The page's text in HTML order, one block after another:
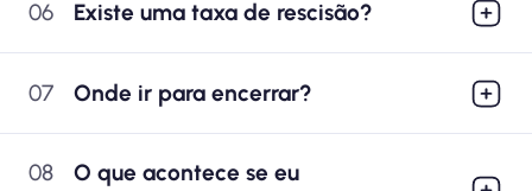
06 Existe uma taxa de rescisão?
07 Onde ir para encerrar?
08
O que acontece se eu